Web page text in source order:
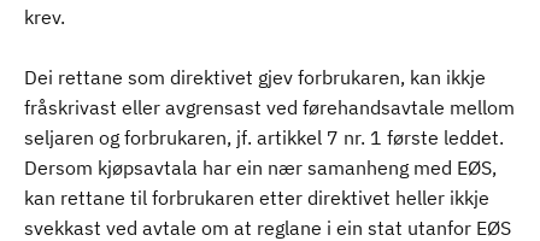
krev.
Dei rettane som direktivet gjev forbrukaren, kan ikkje
fråskrivast eller avgrensast ved førehandsavtale mellom
seljaren og forbrukaren, jf. artikkel 7 nr. 1 første leddet.
Dersom kjøpsavtala har ein nær samanheng med EØS,
kan rettane til forbrukaren etter direktivet heller ikkje
svekkast ved avtale om at reglane i ein stat utanfor EØS